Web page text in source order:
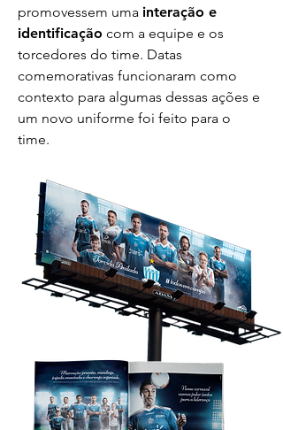
promovessem uma interação e
identificação com a equipe e os
torcedores do time. Datas
comemorativas funcionaram como
contexto para algumas dessas ações e
um novo uniforme foi feito para o
time.